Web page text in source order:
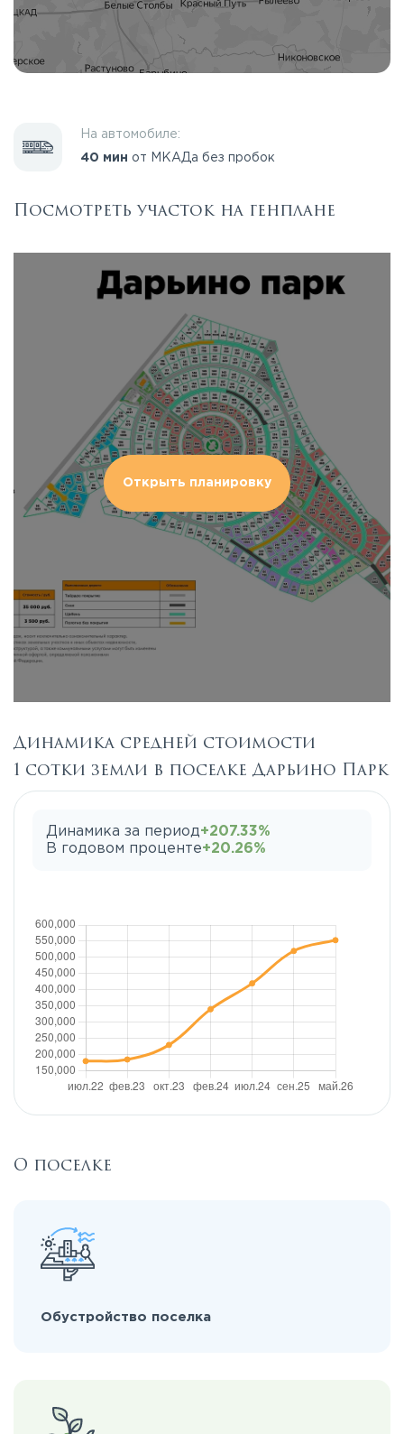
На автомобиле:
40 мин от МКАДа без пробок
Посмотреть участок на генплане
Открыть планировку
Динамика средней стоимости
1 сотки земли в поселке Дарьино Парк
Динамика за период+207.33%
В годовом проценте+20.26%
О поселке
Обустройство поселка